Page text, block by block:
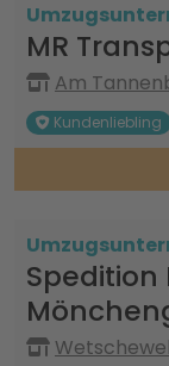
MR
Am
Kundenliebling
Spedition